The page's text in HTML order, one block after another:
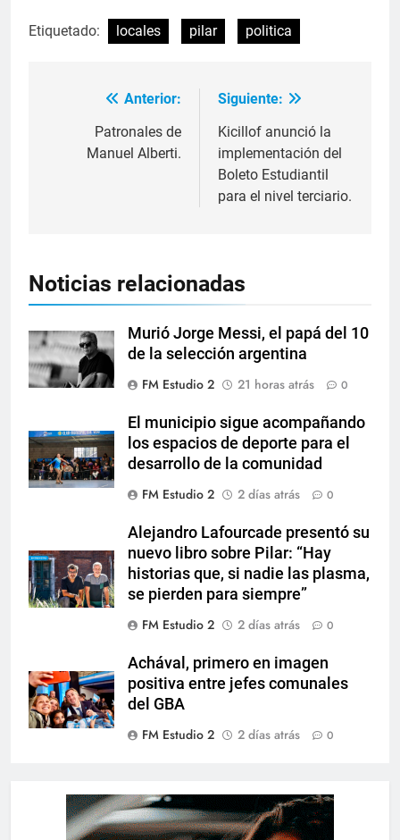
Etiquetado: locales pilar politica
Anterior:
Patronales de
Manuel Alberti.
Siguiente:
Kicillof anunció la
implementación del
Boleto Estudiantil
para el nivel terciario.
Noticias relacionadas
Murió Jorge Messi, el papá del 10
de la selección argentina
FM Estudio 2
21 horas atrás 0
El municipio sigue acompañando
los espacios de deporte para el
desarrollo de la comunidad
FM Estudio 2
2 días atrás 0
Alejandro Lafourcade presentó su
nuevo libro sobre Pilar: “Hay
historias que, si nadie las plasma,
se pierden para siempre”
FM Estudio 2
2 días atrás 0
Achával, primero en imagen
positiva entre jefes comunales
del GBA
FM Estudio 2
2 días atrás 0